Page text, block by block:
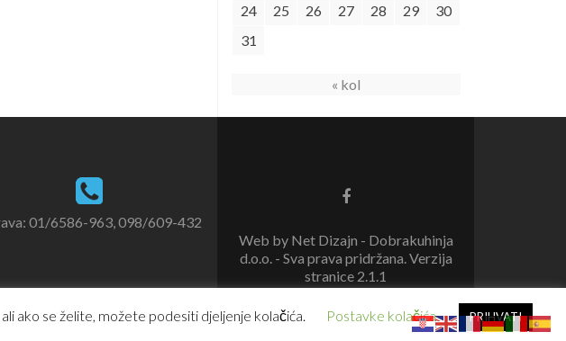
24
25 26 27 28 29
30
31
« kol
01/6586-963, 098/609-432
Web by Net Dizajn - Dobrakuhinja
d.o.o. - Sva prava pridržana. Verzija
stranice 2.1.1
ako se želite, možete podesiti djeljenje kolačića. Postavke kolačića PRIHVATI